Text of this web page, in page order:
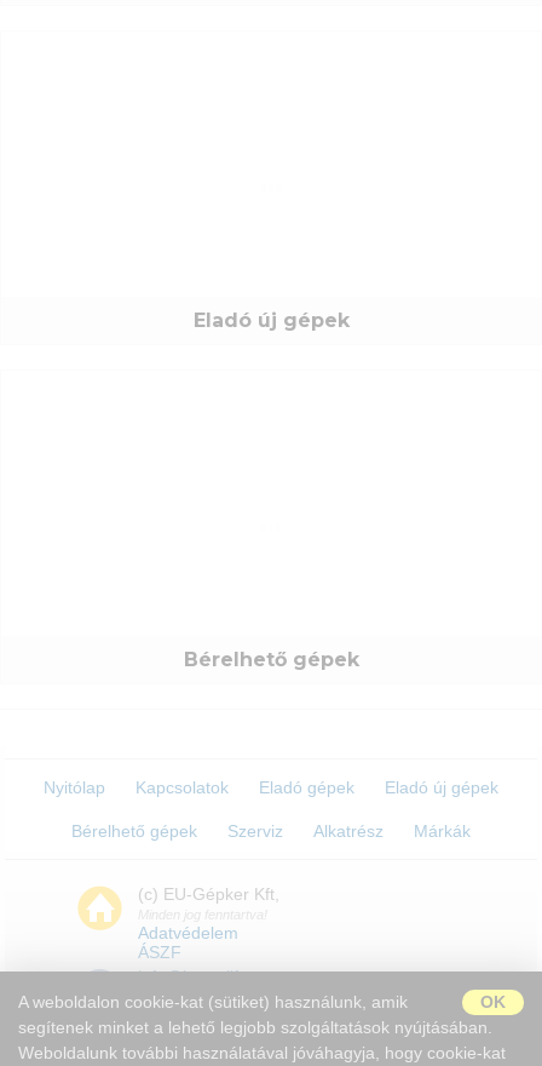
OK
A weboldalon cookie-kat (sütiket) használunk, amik
segítenek minket a lehető legjobb szolgáltatások nyújtásában.
Weboldalunk további használatával jóváhagyja, hogy cookie-kat
Eladó új gépek
Bérelhető gépek
Nyitólap Kapcsolatok Eladó gépek Eladó új gépek
Bérelhető gépek Szerviz Alkatrész Márkák
(c) EU-Gépker Kft,
Minden jog fenntartva!
Adatvédelem
ÁSZF
info@boomlift.eu
H-9028 Győr Serfőződombi